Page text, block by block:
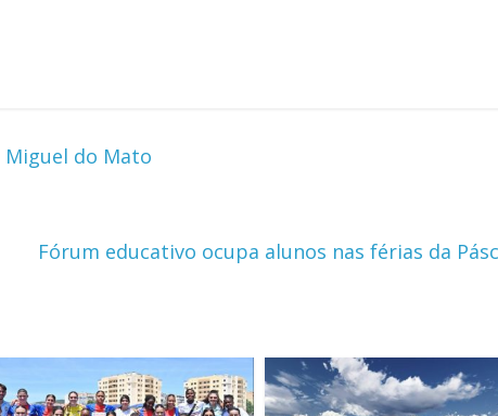
do Mato
Fórum educativo ocupa alunos nas férias da